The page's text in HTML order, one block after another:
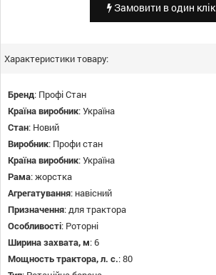
Замовити в один клік
Характеристики товару:
Бренд: Профі Стан
Країна виробник:Україна
Стан: Новий
Виробник: Профи стан
Країна виробник:Україна
Рама:жорстка
Агрегатування: навісний
Призначення:для трактора
Особливості: Роторні
Ширина захвата, м:6
Мощность трактора, л. с.:80